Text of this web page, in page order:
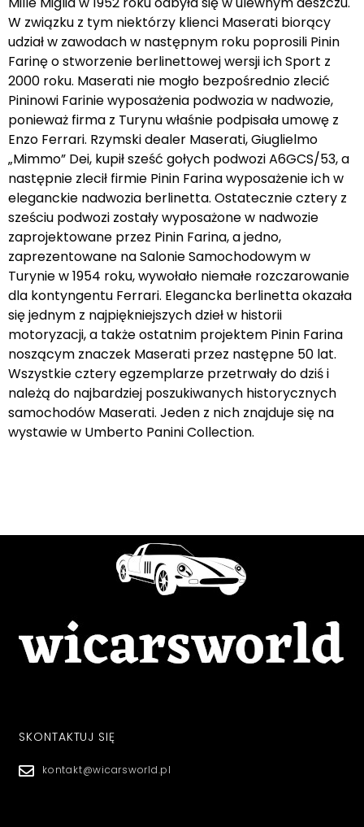
W związku z tym niektórzy klienci Maserati biorący
udział w zawodach w następnym roku poprosili Pinin
Farinę o stworzenie berlinettowej wersji ich Sport z
2000 roku. Maserati nie mogło bezpośrednio zlecić
Pininowi Farinie wyposażenia podwozia w nadwozie,
ponieważ firma z Turynu właśnie podpisała umowę z
Enzo Ferrari. Rzymski dealer Maserati, Giuglielmo
„Mimmo” Dei, kupił sześć gołych podwozi A6GCS/53, a
następnie zlecił firmie Pinin Farina wyposażenie ich w
eleganckie nadwozia berlinetta. Ostatecznie cztery z
sześciu podwozi zostały wyposażone w nadwozie
zaprojektowane przez Pinin Farina, a jedno,
zaprezentowane na Salonie Samochodowym w
Turynie w 1954 roku, wywołało niemałe rozczarowanie
dla kontyngentu Ferrari. Elegancka berlinetta okazała
się jednym z najpiękniejszych dzieł w historii
motoryzacji, a także ostatnim projektem Pinin Farina
noszącym znaczek Maserati przez następne 50 lat.
Wszystkie cztery egzemplarze przetrwały do dziś i
należą do najbardziej poszukiwanych historycznych
samochodów Maserati. Jeden z nich znajduje się na
wystawie w Umberto Panini Collection.
SKONTAKTUJ SIĘ
kontakt@wicarsworld.pl